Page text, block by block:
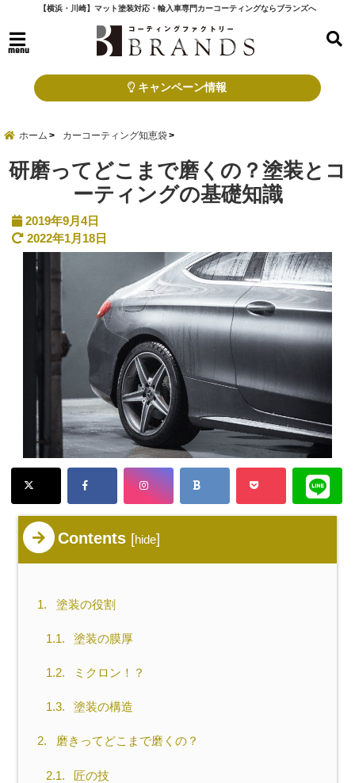
【横浜・川崎】マット塗装対応・輸入車専門カーコーティングならブランズへ
menu
キャンペーン情報
ホーム カーコーティング知恵袋
研磨ってどこまで磨くの？塗装とコ
ーティングの基礎知識
2019年9月4日
2022年1月18日
Contents [hide]
1. 塗装の役割
1.1. 塗装の膜厚
1.2. ミクロン！？
1.3. 塗装の構造
2. 磨きってどこまで磨くの？
2.1. 匠の技